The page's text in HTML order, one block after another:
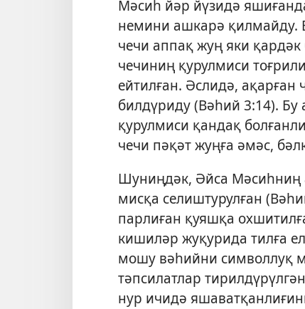
Мәсиһ йәр йүзидә
немини ашкарә қилмайду.
чечи аппақ жуң яки
чечиниң қурулмиси
ейтилған. Әслидә,
билдүриду (Вәһий 3:14). Бу
қурулмиси қандақ
чечи пәқәт жуңға әмәс,
Шуниңдәк, Әйса Мәсиһниң
мисқа селиштурулған (
парлиған қуяшқа
кишиләр жуқурида тилға
мошу вәһийни символлуқ
тәпсилатлар
нур ичидә